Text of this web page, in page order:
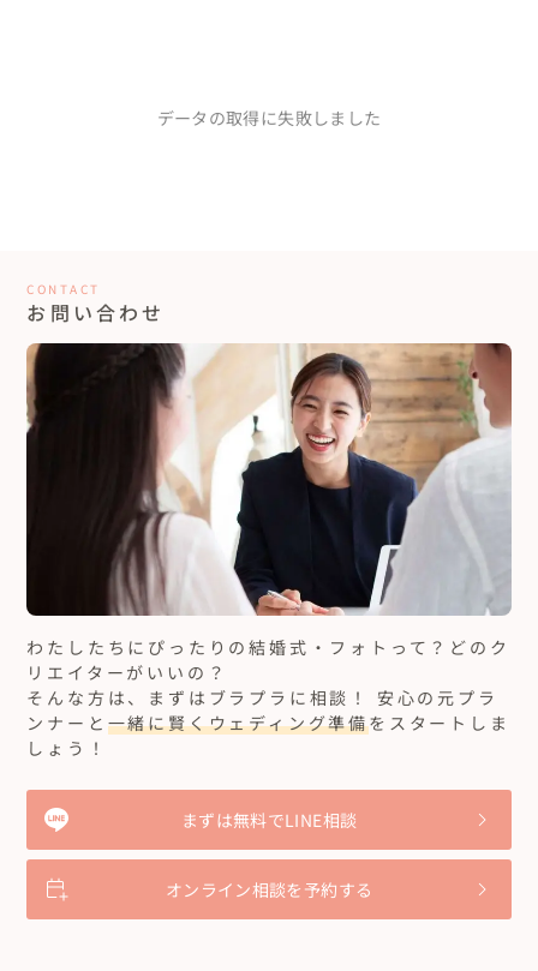
データの取得に失敗しました
CONTACT
お問い合わせ
わたしたちにぴったりの結婚式・フォトって？どのク
リエイターがいいの？
そんな方は、まずはブラプラに相談！ 安心の元プラ
ンナーと 一緒に賢くウェディング準備をスタートしま
しょう！
まずは無料でLINE相談
オンライン相談を予約する